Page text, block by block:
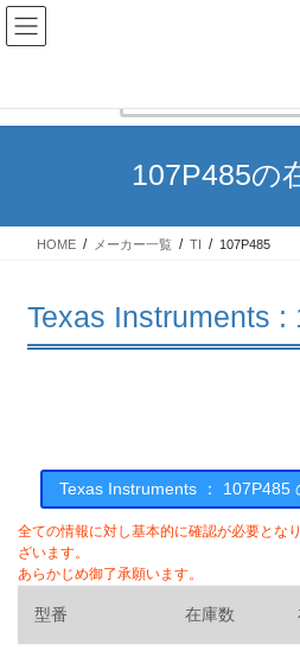
コ
ン
ツ
ナ
ビ
シ
107P485の
HOME メーカー一覧 TI 107P485
Texas Instruments :
Texas Instruments ： 107P485
全ての情報に対し基本的に確認が必要とな
ざいます。
あらかじめ御了承願います。
型番 在庫数